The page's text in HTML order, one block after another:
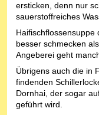
ersticken, denn nur
sauerstoffreiches
Haifischflossensuppe
besser schmecken
Angeberei geht
Übrigens auch die in
findenden
Dornhai, der sogar
geführt wird.